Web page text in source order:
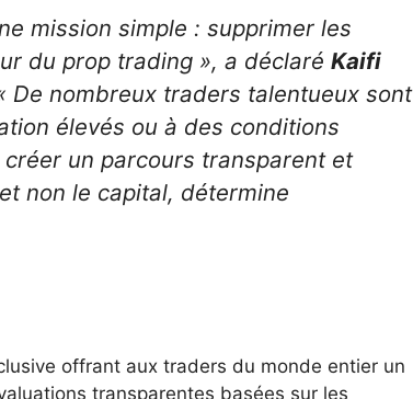
mission simple : supprimer les
du prop trading », a déclaré Kaifi
De nombreux traders talentueux sont
élevés ou à des conditions
un parcours transparent et
non le capital, détermine
offrant aux traders du monde entier un
transparentes basées sur les